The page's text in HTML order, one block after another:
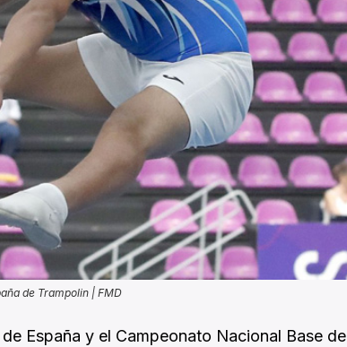
de Trampolin | FMD
España y el Campeonato Nacional Base de